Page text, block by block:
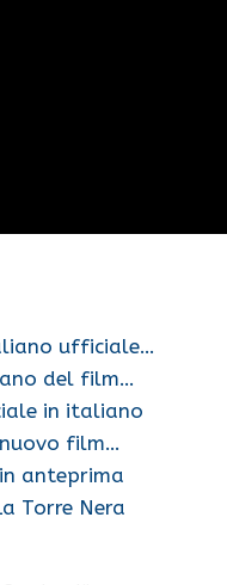
ufficiale…
del film…
in italiano
film…
anteprima
Torre Nera